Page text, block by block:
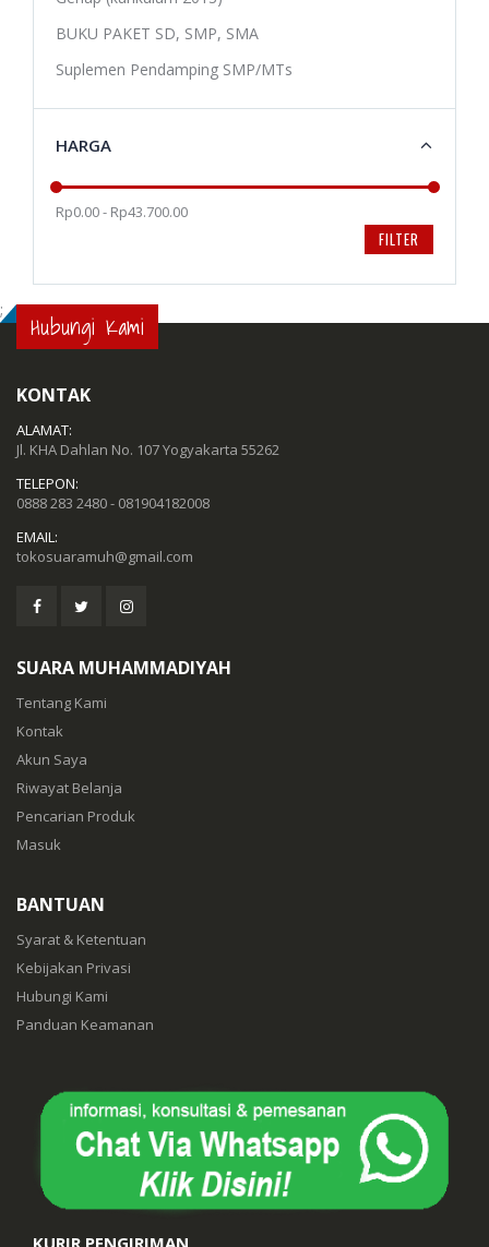
BUKU PAKET SD, SMP, SMA
Suplemen Pendamping SMP/MTs
HARGA
Rp0.00 - Rp43.700.00
FILTER
; Hubungi Kami
KONTAK
ALAMAT:
Jl. KHA Dahlan No. 107 Yogyakarta 55262
TELEPON:
0888 283 2480 - 081904182008
EMAIL:
tokosuaramuh@gmail.com
SUARA MUHAMMADIYAH
Tentang Kami
Kontak
Akun Saya
Riwayat Belanja
Pencarian Produk
Masuk
BANTUAN
Syarat & Ketentuan
Kebijakan Privasi
Hubungi Kami
Panduan Keamanan
KURIR PENGIRIMAN